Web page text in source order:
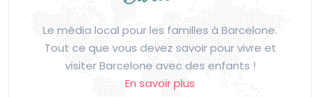
Le média local pour les familles à Barcelone.
Tout ce que vous devez savoir pour vivre et
visiter Barcelone avec des enfants !
En savoir plus